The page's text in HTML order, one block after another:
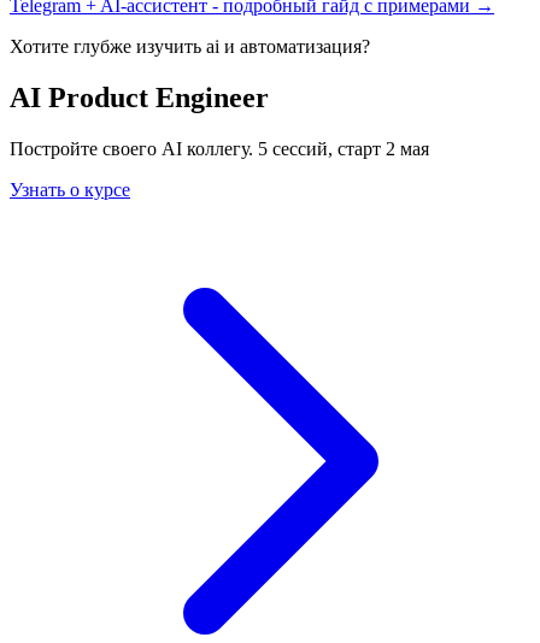
Telegram + AI-ассистент - подробный гайд с примерами →
Хотите глубже изучить ai и автоматизация?
AI Product Engineer
Постройте своего AI коллегу. 5 сессий, старт 2 мая
Узнать о курсе